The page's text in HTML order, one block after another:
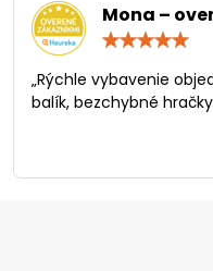
Mona –
„Rýchle vybavenie
balík, bezchybné